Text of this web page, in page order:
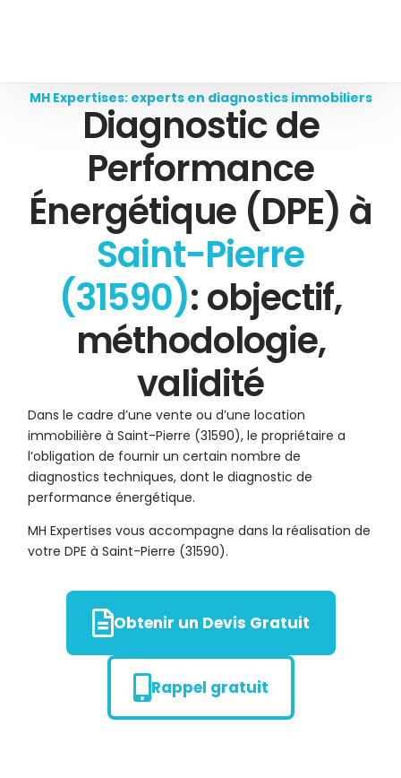
MH Expertises: experts en diagnostics immobiliers
Diagnostic de
Performance
Énergétique (DPE) à
Saint-Pierre
(31590): objectif,
méthodologie,
validité
Dans le cadre d’une vente ou d’une location
immobilière à Saint-Pierre (31590), le propriétaire a
l’obligation de fournir un certain nombre de
diagnostics techniques, dont le diagnostic de
performance énergétique.
MH Expertises vous accompagne dans la réalisation de
votre DPE à Saint-Pierre (31590).
Obtenir un Devis Gratuit
Rappel gratuit